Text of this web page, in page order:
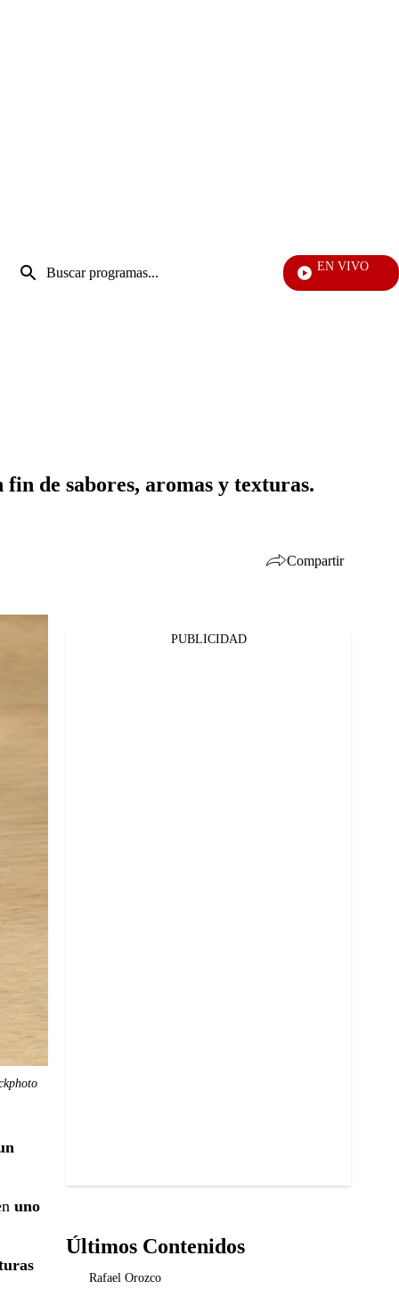
Entrada
de
EN VIVO
de sabores, aromas y texturas.
Compartir
uno
PUBLICIDAD
Últimos Contenidos
Rafael Orozco